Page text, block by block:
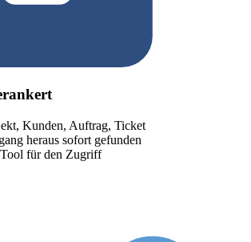
Kunden, Auftrag, Ticket
heraus sofort gefunden
für den Zugriff